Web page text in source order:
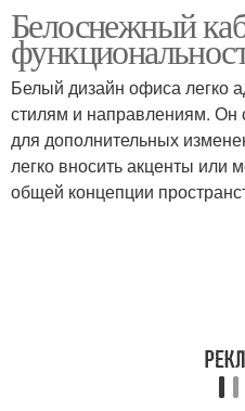
Белоснежный
Белый дизайн офиса легко
стилям и направлениям. Он
для дополнительных
легко вносить акценты или
общей концепции